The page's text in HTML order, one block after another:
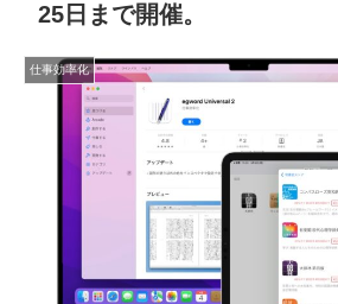
25日まで開催。
仕事効率化